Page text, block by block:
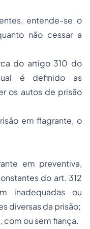
entende-se o
não cessar a
do artigo 310 do
é definido as
os autos de prisão
em flagrante, o
em preventiva,
do art. 312
inadequadas ou
diversas da prisão;
ou sem fiança.